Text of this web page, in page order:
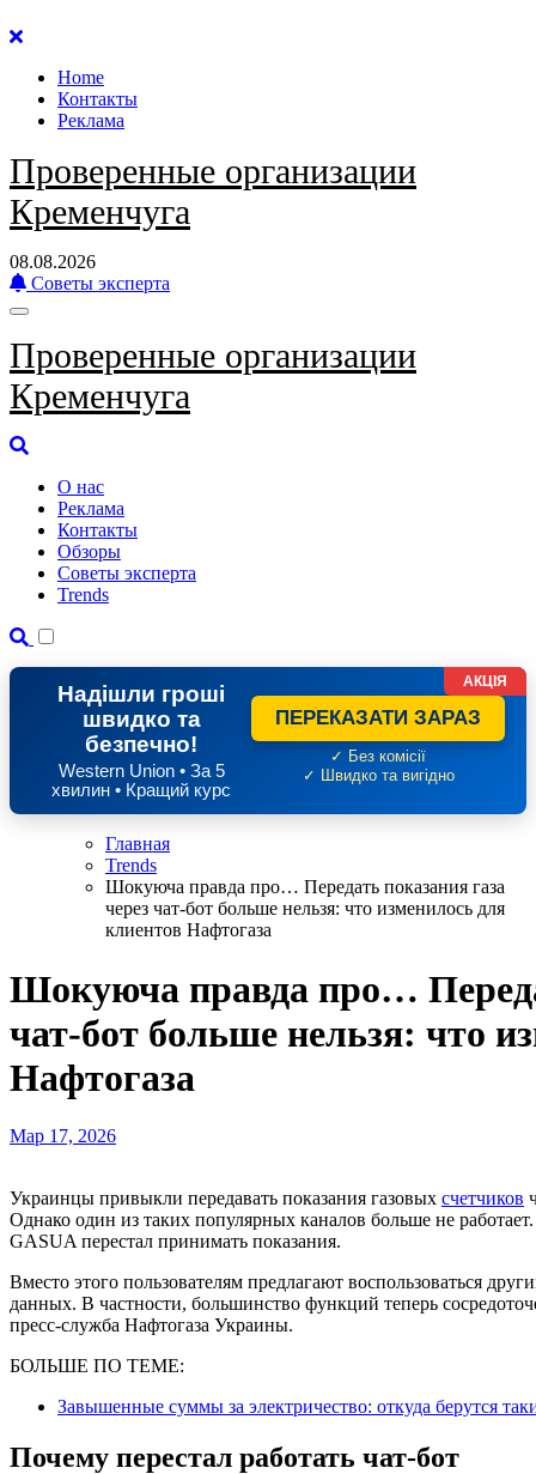
Перейти
содержанию
Home
Контакты
Реклама
Проверенные организации
Кременчуга
08.08.2026
Советы эксперта
Проверенные организации
Кременчуга
О нас
Реклама
Контакты
Обзоры
Советы эксперта
Trends
Надішли гроші
швидко та
безпечно!
Western Union • За 5
хвилин • Кращий курс
ПЕРЕКАЗАТИ ЗАРАЗ
✓ Без комісії
✓ Швидко та вигідно
АКЦІЯ
Главная
Trends
Шокуюча правда про… Передать показания газа
через чат-бот больше нельзя: что изменилось для
клиентов Нафтогаза
Шокуюча правда про…
чат-бот больше нельзя: что
Нафтогаза
Мар 17, 2026
Украинцы привыкли передавать показания газовых счетчиков
Однако один из таких популярных каналов больше не
GASUA перестал принимать показания.
Вместо этого пользователям предлагают воспользоваться
данных. В частности, большинство функций теперь
пресс-служба Нафтогаза Украины.
БОЛЬШЕ ПО ТЕМЕ:
Завышенные суммы за электричество: откуда берутся
Почему перестал работать чат-бот